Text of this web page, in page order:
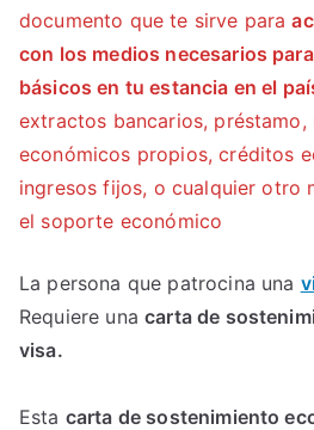
documento que te sirve para
con los medios necesarios
básicos en tu estancia en el
extractos bancarios, préstamo,
económicos propios, créditos
ingresos fijos, o cualquier otro
el soporte económico
La persona que patrocina una
Requiere unacarta de
visa.
Esta carta de sostenimiento